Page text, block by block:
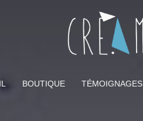
BOUTIQUE TÉMOIGNAGES